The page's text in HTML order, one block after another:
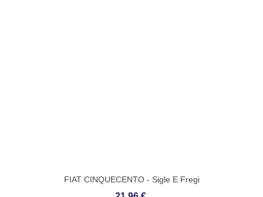
FIAT CINQUECENTO - Sigle E Fregi
Posteriori - OEM-46455129